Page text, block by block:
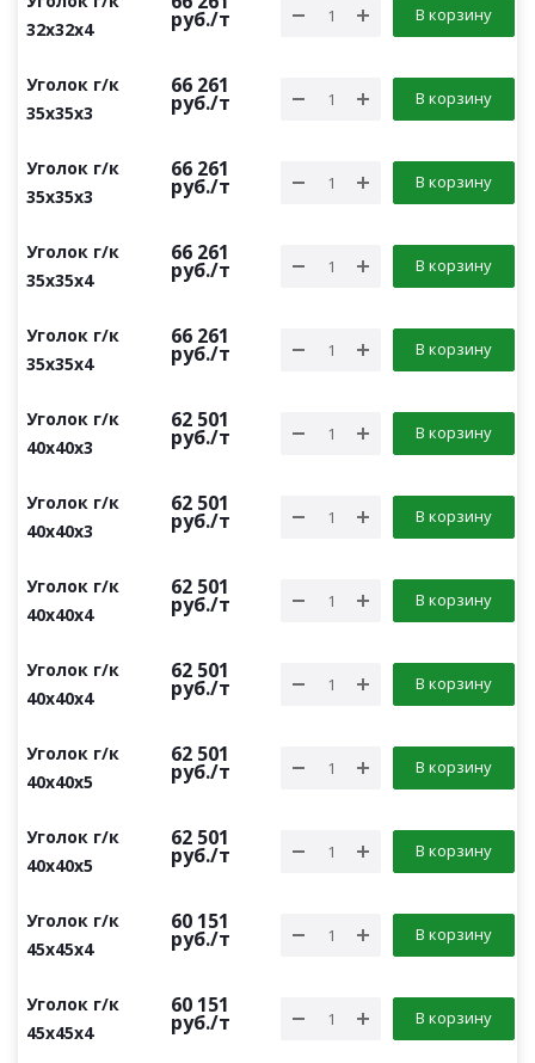
32х32х4
руб./т В корзину
Уголок г/к
35х35х3
66 261
руб./т В корзину
Уголок г/к
35х35х3
66 261
руб./т В корзину
Уголок г/к
35х35х4
66 261
руб./т В корзину
Уголок г/к
35х35х4
66 261
руб./т В корзину
Уголок г/к
40х40х3
62 501
руб./т В корзину
Уголок г/к
40х40х3
62 501
руб./т В корзину
Уголок г/к
40х40х4
62 501
руб./т В корзину
Уголок г/к
40х40х4
62 501
руб./т В корзину
Уголок г/к
40х40х5
62 501
руб./т В корзину
Уголок г/к
40х40х5
62 501
руб./т В корзину
Уголок г/к
45х45х4
60 151
руб./т В корзину
Уголок г/к
45х45х4
60 151
руб./т В корзину